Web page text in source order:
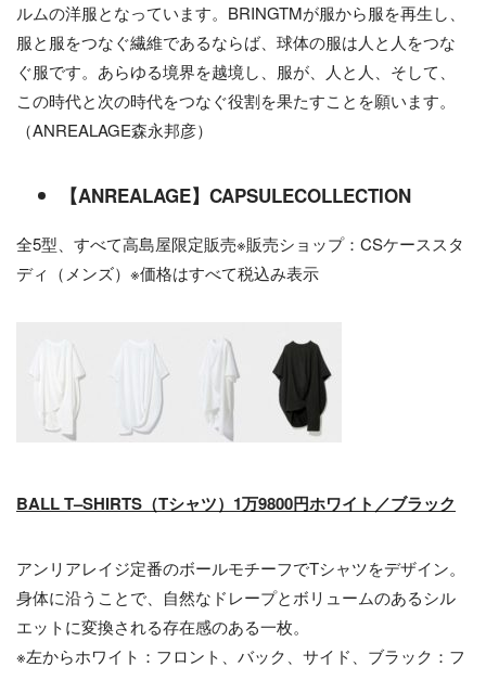
ルムの洋服となっています。BRINGTMが服から服を再生し、
服と服をつなぐ繊維であるならば、球体の服は人と人をつな
ぐ服です。あらゆる境界を越境し、服が、人と人、そして、
この時代と次の時代をつなぐ役割を果たすことを願います。
（ANREALAGE森永邦彦）
【ANREALAGE】 CAPSULECOLLECTION
全5型、すべて高島屋限定販売※販売ショップ：CSケーススタ
ディ（メンズ）※価格はすべて税込み表示
BALL T–SHIRTS（Tシャツ） 1万9800円ホワイト／ブラック
アンリアレイジ定番のボールモチーフでTシャツをデザイン。
身体に沿うことで、自然なドレープとボリュームのあるシル
エットに変換される存在感のある一枚。
※左からホワイト：フロント、バック、サイド、ブラック：フ